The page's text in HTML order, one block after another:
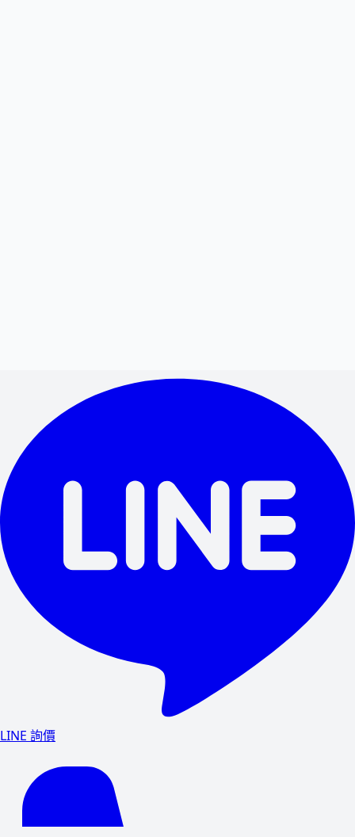
LINE 詢價